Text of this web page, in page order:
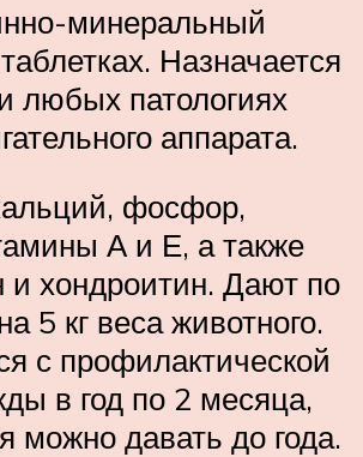
минеральный
Назначается
любых патологиях
аппарата.
фосфор,
А и Е, а также
и хондроитин. Дают по
5 кг веса животного.
с профилактической
в год по 2 месяца,
можно давать до года.